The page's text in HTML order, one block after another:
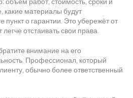
какие материалы будут
пункт о гарантии. Это убережёт от
отстаивать свои права.
внимание на его
Профессионал, который
обычно более ответственный